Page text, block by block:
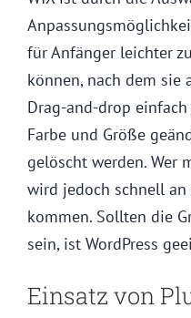
für Anfänger leichter
können, nach dem sie
Drag-and-drop
Farbe und Größe
gelöscht werden. Wer
wird jedoch schnell an
kommen. Sollten die
sein, ist WordPress
Einsatz von